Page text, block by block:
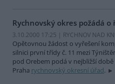
Rychnovský okres požádá
3.10.2000 17:25 | RYCHNOV NAD
Opětovnou žádost o vyřešení
silnici první třídy č. 11 mezi
pod Orebem podá v nejbližší době
Praha rychnovský okresní úřad.